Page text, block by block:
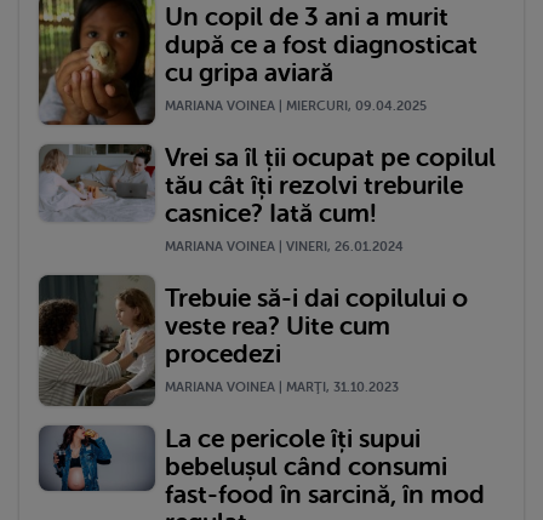
Un copil de 3 ani a murit
după ce a fost diagnosticat
cu gripa aviară
MARIANA VOINEA | MIERCURI, 09.04.2025
Vrei sa îl ții ocupat pe copilul
tău cât îți rezolvi treburile
casnice? Iată cum!
MARIANA VOINEA | VINERI, 26.01.2024
Trebuie să-i dai copilului o
veste rea? Uite cum
procedezi
MARIANA VOINEA | MARŢI, 31.10.2023
La ce pericole îți supui
bebelușul când consumi
fast-food în sarcină, în mod